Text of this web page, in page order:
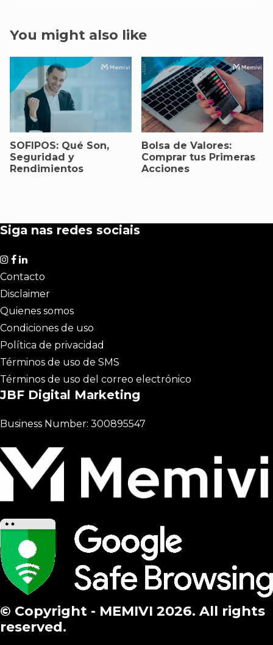
You might also like
SOFIPOS: Qué Son,
Seguridad y
Rendimientos
Bolsa de Valores:
Comprar tus Primeras
Acciones
Siga nas redes sociais
Contacto
Disclaimer
Quienes somos
Condiciones de uso
Política de privacidad
Términos de uso de SMS
Términos de uso del correo electrónico
JBF Digital Marketing
Business Number: 300895547
© Copyright - MEMIVI 2026. All rights
reserved.